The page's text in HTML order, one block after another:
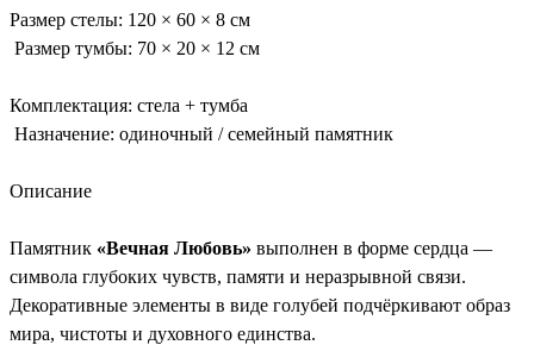
Размер стелы: 120 × 60 × 8 см
Размер тумбы: 70 × 20 × 12 см
Комплектация: стела + тумба
Назначение: одиночный / семейный памятник
Описание
Памятник «Вечная Любовь» выполнен в форме сердца —
символа глубоких чувств, памяти и неразрывной связи.
Декоративные элементы в виде голубей подчёркивают образ
мира, чистоты и духовного единства.